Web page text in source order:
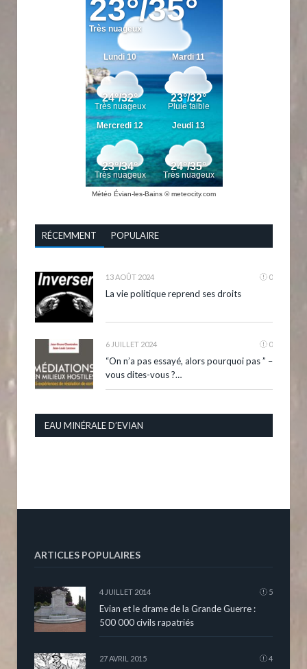
Météo Évian-les-Bains © meteocity.com
RÉCEMMENT POPULAIRE
13 AOÛT 2024 0
La vie politique reprend ses droits
6 JUILLET 2024 0
“On n’a pas essayé, alors pourquoi pas ” –
vous dites-vous ?…
EAU MINÉRALE D’EVIAN
ARTICLES POPULAIRES
4 JUILLET 2014 5
Evian et le drame de la Grande Guerre :
500 000 civils rapatriés
27 AVRIL 2015 4